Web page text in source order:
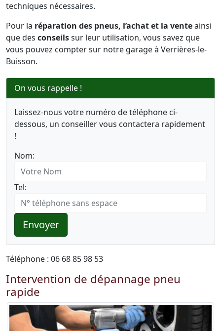
techniques nécessaires.
Pour la réparation des pneus, l’achat et la venteainsi
que des conseilssur leur utilisation, vous savez que
vous pouvez compter sur notre garage à Verrières-le-
Buisson.
On vous rappelle !
Laissez-nous votre numéro de téléphone ci-
dessous, un conseiller vous contactera rapidement
!
Nom:
Tel:
Envoyer
Téléphone : 06 68 85 98 53
Intervention de dépannage pneu
rapide